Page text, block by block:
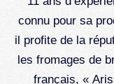
connu pour sa
il profite de la
les fromages de
français, «